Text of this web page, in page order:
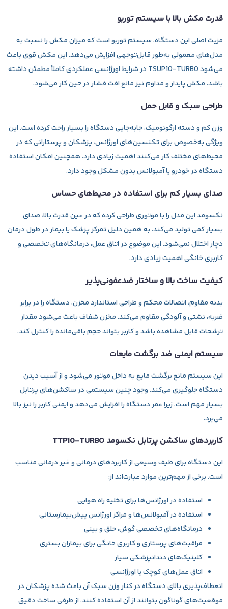
قدرت مکش بالا با سیستم توربو
مزیت اصلی این دستگاه، سیستم توربو است که میزان مکش را نسبت به
مدل‌های معمولی به‌طور قابل‌توجهی افزایش می‌دهد. این مکش قوی باعث
می‌شود TSUP10‑TURBO در شرایط اورژانسی عملکردی کاملاً مطمئن داشته
باشد. مکش پایدار و مداوم نیز مانع افت فشار در حین کار می‌شود.
طراحی سبک و قابل حمل
وزن کم و دسته ارگونومیک، جابه‌جایی دستگاه را بسیار راحت کرده است. این
ویژگی به‌خصوص برای تکنسین‌های اورژانس، پزشکان و پرستارانی که در
محیط‌های مختلف کار می‌کنند اهمیت زیادی دارد. همچنین امکان استفاده
دستگاه در خودرو یا آمبولانس بدون مشکل وجود دارد.
صدای بسیار کم برای استفاده در محیط‌های حساس
نکسومد این مدل را با موتوری طراحی کرده که در عین قدرت بالا، صدای
بسیار کمی تولید می‌کند. به همین دلیل تمرکز پزشک یا بیمار در طول درمان
دچار اختلال نمی‌شود. این موضوع در اتاق عمل، درمانگاه‌های تخصصی و
کاربری خانگی اهمیت زیادی دارد.
کیفیت ساخت بالا و ساختار ضدعفونی‌پذیر
بدنه مقاوم، اتصالات محکم و طراحی استاندارد مخزن، دستگاه را در برابر
ضربه، نشتی و آلودگی مقاوم می‌کند. مخزن شفاف باعث می‌شود مقدار
ترشحات قابل مشاهده باشد و کاربر بتواند حجم باقی‌مانده را کنترل کند.
سیستم ایمنی ضد برگشت مایعات
این سیستم مانع برگشت مایع به داخل موتور می‌شود و از آسیب دیدن
دستگاه جلوگیری می‌کند. وجود چنین سیستمی در ساکشن‌های پرتابل
بسیار مهم است، زیرا عمر دستگاه را افزایش می‌دهد و ایمنی کاربر را نیز بالا
می‌برد.
کاربردهای ساکشن پرتابل نکسومد TTP10‑TURBO
این دستگاه برای طیف وسیعی از کاربردهای درمانی و غیر درمانی مناسب
است. برخی از مهم‌ترین موارد عبارت‌اند از:
استفاده در اورژانس‌ها برای تخلیه راه هوایی
استفاده در آمبولانس‌ها و مراکز اورژانس پیش‌بیمارستانی
درمانگاه‌های تخصصی گوش، حلق و بینی
مراقبت‌های پرستاری و کاربری خانگی برای بیماران بستری
کلینیک‌های دندانپزشکی سیار
اتاق عمل‌های کوچک یا اورژانسی
انعطاف‌پذیری بالای دستگاه در کنار وزن سبک آن باعث شده پزشکان در
موقعیت‌های گوناگون بتوانند از آن استفاده کنند. از طرفی ساخت دقیق